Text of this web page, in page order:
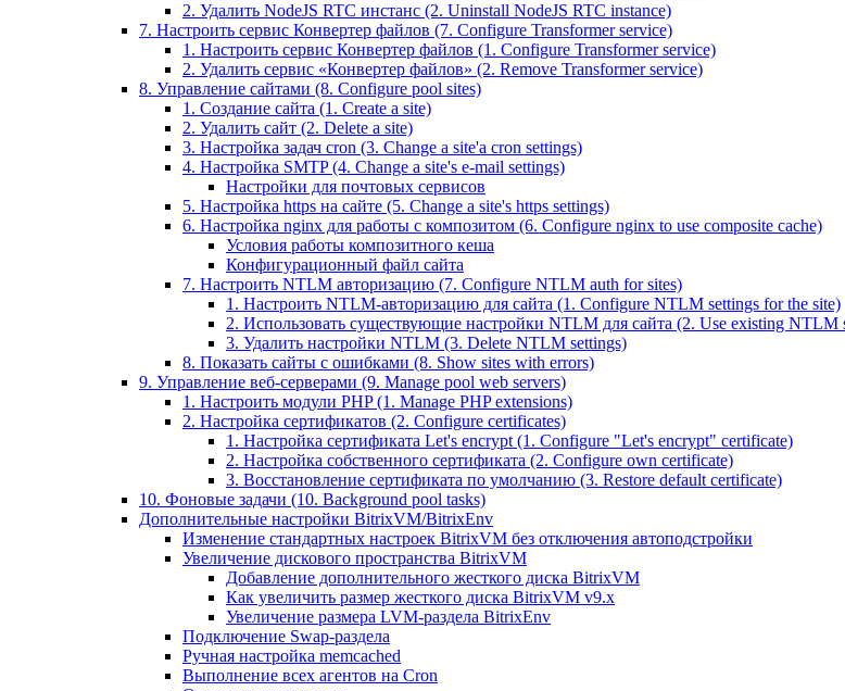
2. Удалить NodeJS RTC инстанс (2. Uninstall NodeJS RTC instance)
7. Настроить сервис Конвертер файлов (7. Configure Transformer service)
1. Настроить сервис Конвертер файлов (1. Configure Transformer service)
2. Удалить сервис «Конвертер файлов» (2. Remove Transformer service)
8. Управление сайтами (8. Configure pool sites)
1. Создание сайта (1. Create a site)
2. Удалить сайт (2. Delete a site)
3. Настройка задач cron (3. Change a site'a cron settings)
4. Настройка SMTP (4. Change a site's e-mail settings)
Настройки для почтовых сервисов
5. Настройка https на сайте (5. Change a site's https settings)
6. Настройка nginx для работы с композитом (6. Configure nginx to use composite cache)
Условия работы композитного кеша
Конфигурационный файл сайта
7. Настроить NTLM авторизацию (7. Configure NTLM auth for sites)
1. Настроить NTLM-авторизацию для сайта (1. Configure NTLM settings for the site)
2. Использовать существующие настройки NTLM для сайта (2. Use existing NTLM
3. Удалить настройки NTLM (3. Delete NTLM settings)
8. Показать сайты с ошибками (8. Show sites with errors)
9. Управление веб-серверами (9. Manage pool web servers)
1. Настроить модули PHP (1. Manage PHP extensions)
2. Настройка сертификатов (2. Configure certificates)
1. Настройка сертификата Let's encrypt (1. Configure "Let's encrypt" certificate)
2. Настройка собственного сертификата (2. Configure own certificate)
3. Восстановление сертификата по умолчанию (3. Restore default certificate)
10. Фоновые задачи (10. Background pool tasks)
Дополнительные настройки BitrixVM/BitrixEnv
Изменение стандартных настроек BitrixVM без отключения автоподстройки
Увеличение дискового пространства BitrixVM
Добавление дополнительного жесткого диска BitrixVM
Как увеличить размер жесткого диска BitrixVM v9.x
Увеличение размера LVM-раздела BitrixEnv
Подключение Swap-раздела
Ручная настройка memcached
Выполнение всех агентов на Cron